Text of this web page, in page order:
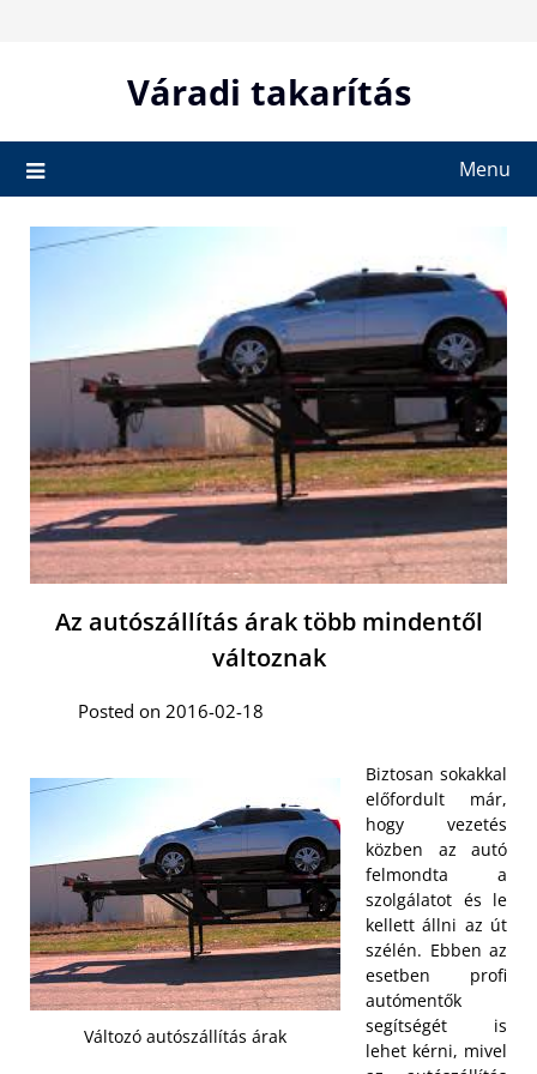
Váradi takarítás
Menu
Az autószállítás árak több mindentől
változnak
Posted on 2016-02-18
Változó autószállítás árak
Biztosan sokakkal
előfordult már,
hogy vezetés
közben az autó
felmondta a
szolgálatot és le
kellett állni az út
szélén. Ebben az
esetben profi
autómentők
segítségét is
lehet kérni, mivel